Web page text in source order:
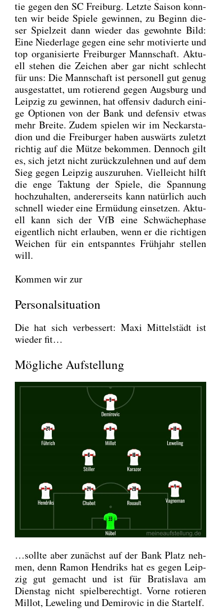
tie gegen den SC Frei­burg. Letz­te Sai­son konn­
ten wir bei­de Spie­le gewin­nen, zu Beginn die­
ser Spiel­zeit dann wie­der das gewohn­te Bild:
Eine Nie­der­la­ge gegen eine sehr moti­vier­te und
top orga­ni­sier­te Frei­bur­ger Mann­schaft. Aktu­
ell ste­hen die Zei­chen aber gar nicht schlecht
für uns: Die Mann­schaft ist per­so­nell gut genug
aus­ge­stat­tet, um rotie­rend gegen Augs­burg und
Leip­zig zu gewin­nen, hat offen­siv dadurch eini­
ge Optio­nen von der Bank und defen­siv etwas
mehr Brei­te. Zudem spie­len wir im Neckar­sta­
di­on und die Frei­bur­ger haben aus­wärts zuletzt
rich­tig auf die Müt­ze bekom­men. Den­noch gilt
es, sich jetzt nicht zurück­zu­leh­nen und auf dem
Sieg gegen Leip­zig aus­zu­ru­hen. Viel­leicht hilft
die enge Tak­tung der Spie­le, die Span­nung
hoch­zu­hal­ten, ande­rer­seits kann natür­lich auch
schnell wie­der eine Ermü­dung ein­set­zen. Aktu­
ell kann sich der VfB eine Schwä­che­pha­se
eigent­lich nicht erlau­ben, wenn er die rich­ti­gen
Wei­chen für ein ent­spann­tes Früh­jahr stel­len
will.
Kom­men wir zur
Personalsituation
Die hat sich ver­bes­sert: Maxi Mit­tel­städt ist
wie­der fit…
Mögliche Aufstellung
…soll­te aber zunächst auf der Bank Platz neh­
men, denn Ramon Hen­driks hat es gegen Leip­
zig gut gemacht und ist für Bra­tis­la­va am
Diens­tag nicht spiel­be­rech­tigt. Vor­ne rotie­ren
Mil­lot, Lewe­ling und Demi­ro­vic in die Start­elf.